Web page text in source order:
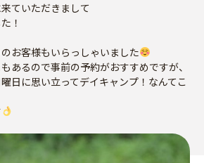
ていただきまして
！
お客様もいらっしゃいました
あるので事前の予約がおすすめですが、
日に思い立ってデイキャンプ！なんてこ